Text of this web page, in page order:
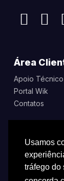
Usamos
tráfego do
Área
Apoio Técnico
Portal Wik
Contatos